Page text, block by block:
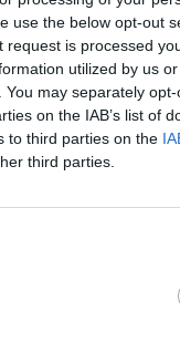
use the below opt-out
is processed
utilized by us
may separately
on the IAB’s list of
to third parties on the
third parties.
tarptautiniu mastu:
sprendimus
| Iš esmės
Andriukaitis teisina G.